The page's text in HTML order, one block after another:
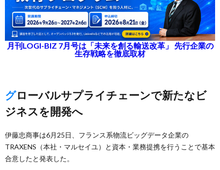
月刊LOGI-BIZ 7月号は「未来を創る輸送改革」 先行企業の
生存戦略を徹底取材
グローバルサプライチェーンで新たなビ
ジネスを開発へ
伊藤忠商事は6月25日、フランス系物流ビッグデータ企業の
TRAXENS（本社・マルセイユ）と資本・業務提携を行うことで基本
合意したと発表した。